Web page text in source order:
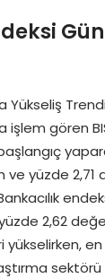
Yükseliş
işlem gören
yüzde 2,71
2,62